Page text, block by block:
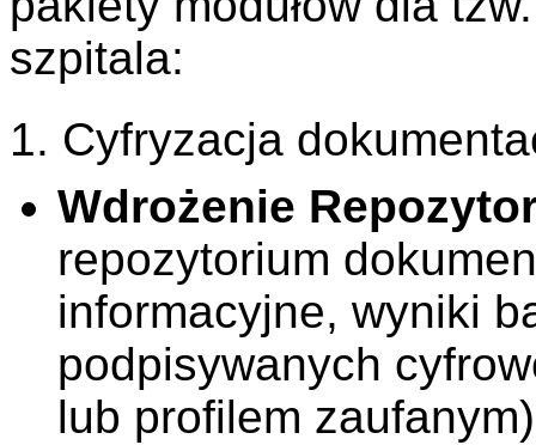
szpitala:
1. Cyfryzacja
Wdrożenie
repozytorium
informacyjne, wyniki
podpisywanych
lub profilem